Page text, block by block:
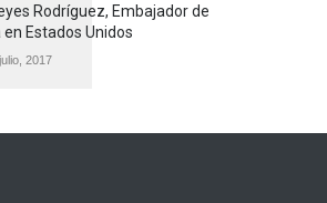
Rodríguez, Embajador de
Estados Unidos
2017